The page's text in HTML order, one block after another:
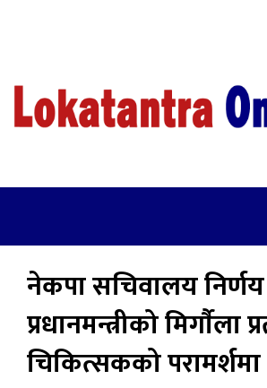
नेकपा सचिवालय
प्रधानमन्त्रीको मिर्गाैला
चिकित्सकको परामर्शमा